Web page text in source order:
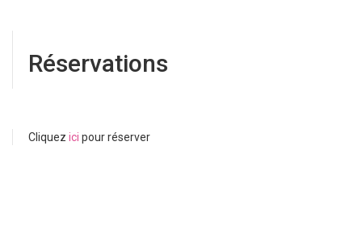
Réservations
Cliquez ici pour réserver